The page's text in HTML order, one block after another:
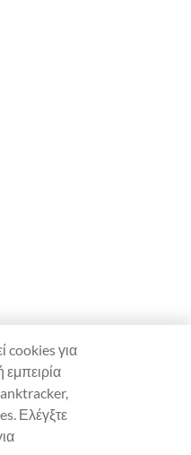
cookies για
εμπειρία
Ελέγξτε